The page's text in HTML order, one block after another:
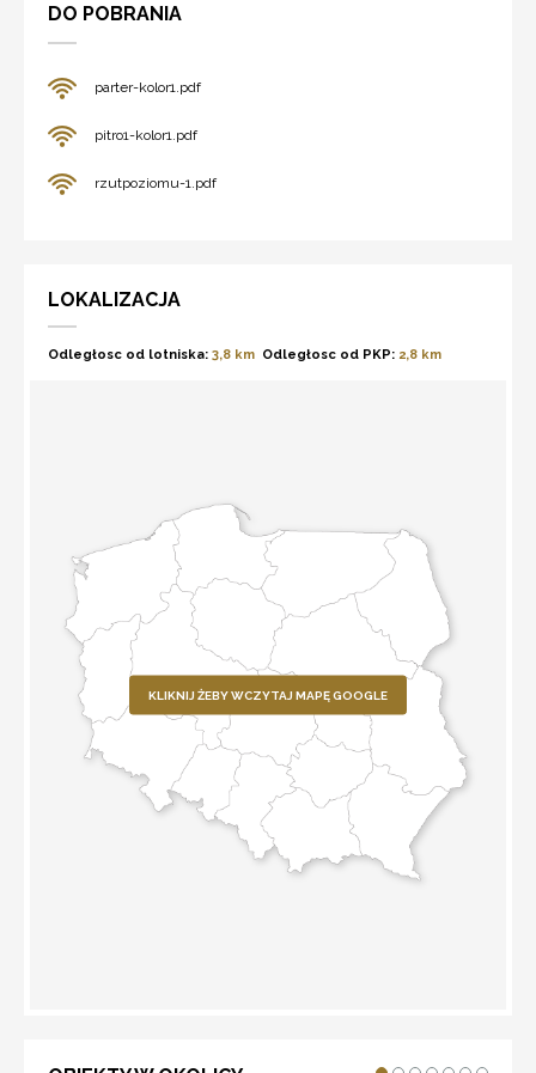
DO POBRANIA
parter-kolor1.pdf
pitro1-kolor1.pdf
rzutpoziomu-1.pdf
LOKALIZACJA
Odległosc od lotniska: 3,8 km Odległosc od PKP: 2,8 km
KLIKNIJ ŻEBY WCZYTAJ MAPĘ GOOGLE